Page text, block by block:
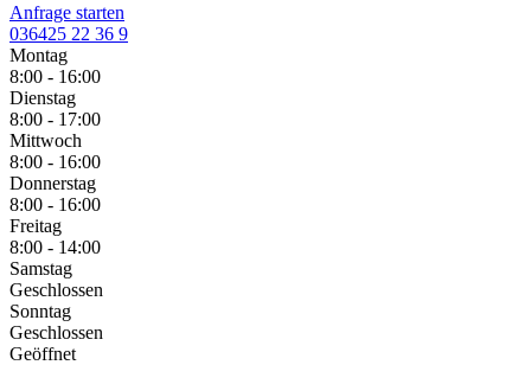
Anfrage starten
036425 22 36 9
Montag
8:00 - 16:00
Dienstag
8:00 - 17:00
Mittwoch
8:00 - 16:00
Donnerstag
8:00 - 16:00
Freitag
8:00 - 14:00
Samstag
Geschlossen
Sonntag
Geschlossen
Geöffnet